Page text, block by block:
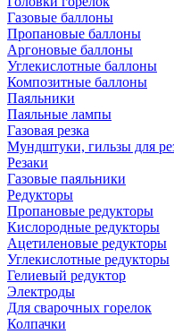
Газовые баллоны
Пропановые баллоны
Аргоновые баллоны
Углекислотные баллоны
Композитные баллоны
Паяльники
Паяльные лампы
Газовая резка
Мундштуки, гильзы для
Резаки
Газовые паяльники
Редукторы
Пропановые редукторы
Кислородные редукторы
Ацетиленовые редукторы
Углекислотные редукторы
Гелиевый редуктор
Электроды
Для сварочных горелок
Колпачки